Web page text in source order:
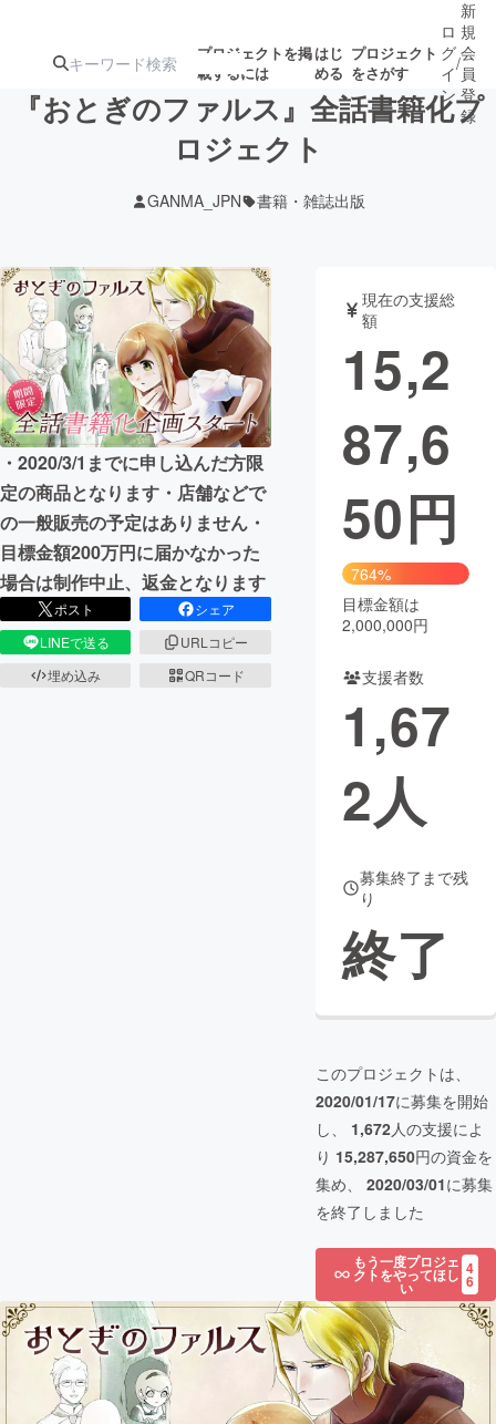
プロジェクトを掲
載するには
はじ
める
プロジェクト
をさがす
ターン
注目の新着プロ
ジェクト
募集終了が近いプ
ロジェクト
アート・写真 音楽
テクノロジー・ガジェット ゲーム・
映像・映画
ビジネス・起業 チャレンジ
まちづくり・地域活性化
CAMPFIRE for Social Good CAMPFIRE Creation
CAMPFIREふるさと納税
コミュニティ
ロ
グ
イ
ン
/
新
規
会
員
登
録
『おとぎのファルス』全話書籍化プ
ロジェクト
GANMA_JPN 書籍・雑誌出版
・2020/3/1までに申し込んだ方限
定の商品となります・店舗などで
の一般販売の予定はありません・
目標金額200万円に届かなかった
場合は制作中止、返金となります
ポスト
シェア
LINEで送る
URLコピー
埋め込み
QRコード
現在の支援総
額
15,2
87,6
50円
764%
目標金額は
2,000,000円
支援者数
1,67
2人
募集終了まで残
り
終了
このプロジェクトは、
2020/01/17に募集を開始
し、 1,672人の支援によ
り 15,287,650円の資金を
集め、 2020/03/01に募集
を終了しました
もう一度プロジェ
クトをやってほし
い
4
6